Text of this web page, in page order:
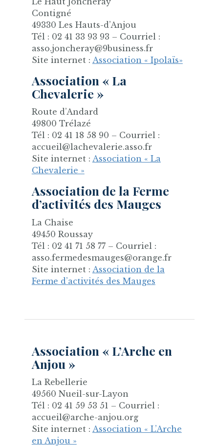
Contigné
49330 Les Hauts-d’Anjou
Tél : 02 41 33 93 93 – Courriel :
asso.joncheray@9business.fr
Site internet : Association « Ipolaïs»
Association « La
Chevalerie »
Route d’Andard
49800 Trélazé
Tél : 02 41 18 58 90 – Courriel :
accueil@lachevalerie.asso.fr
Site internet : Association « La
Chevalerie »
Association de la Ferme
d’activités des Mauges
La Chaise
49450 Roussay
Tél : 02 41 71 58 77 – Courriel :
asso.fermedesmauges@orange.fr
Site internet : Association de la
Ferme d’activités des Mauges
Association « L’Arche en
Anjou »
La Rebellerie
49560 Nueil-sur-Layon
Tél : 02 41 59 53 51 – Courriel :
accueil@arche-anjou.org
Site internet : Association « L’Arche
en Anjou »